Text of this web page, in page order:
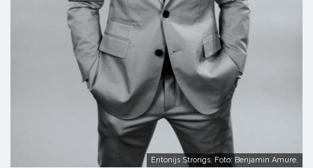
Entonijs Strongs. Foto: Benjamin Amure.